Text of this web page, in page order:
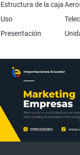
Estructura de la caja
Uso
Presentación